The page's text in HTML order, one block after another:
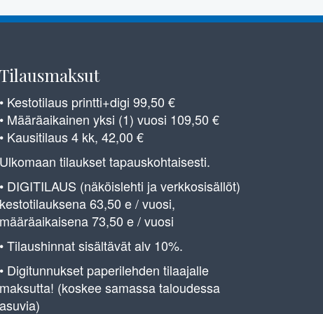
Tilausmaksut
• Kestotilaus printti+digi 99,50 €
• Määräaikainen yksi (1) vuosi 109,50 €
• Kausitilaus 4 kk, 42,00 €
Ulkomaan tilaukset tapauskohtaisesti.
• DIGITILAUS (näköislehti ja verkkosisällöt)
kestotilauksena 63,50 e / vuosi,
määräaikaisena 73,50 e / vuosi
• Tilaushinnat sisältävät alv 10%.
• Digitunnukset paperilehden tilaajalle
maksutta! (koskee samassa taloudessa
asuvia)